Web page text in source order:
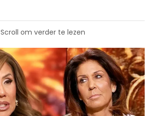
Scroll om verder te lezen